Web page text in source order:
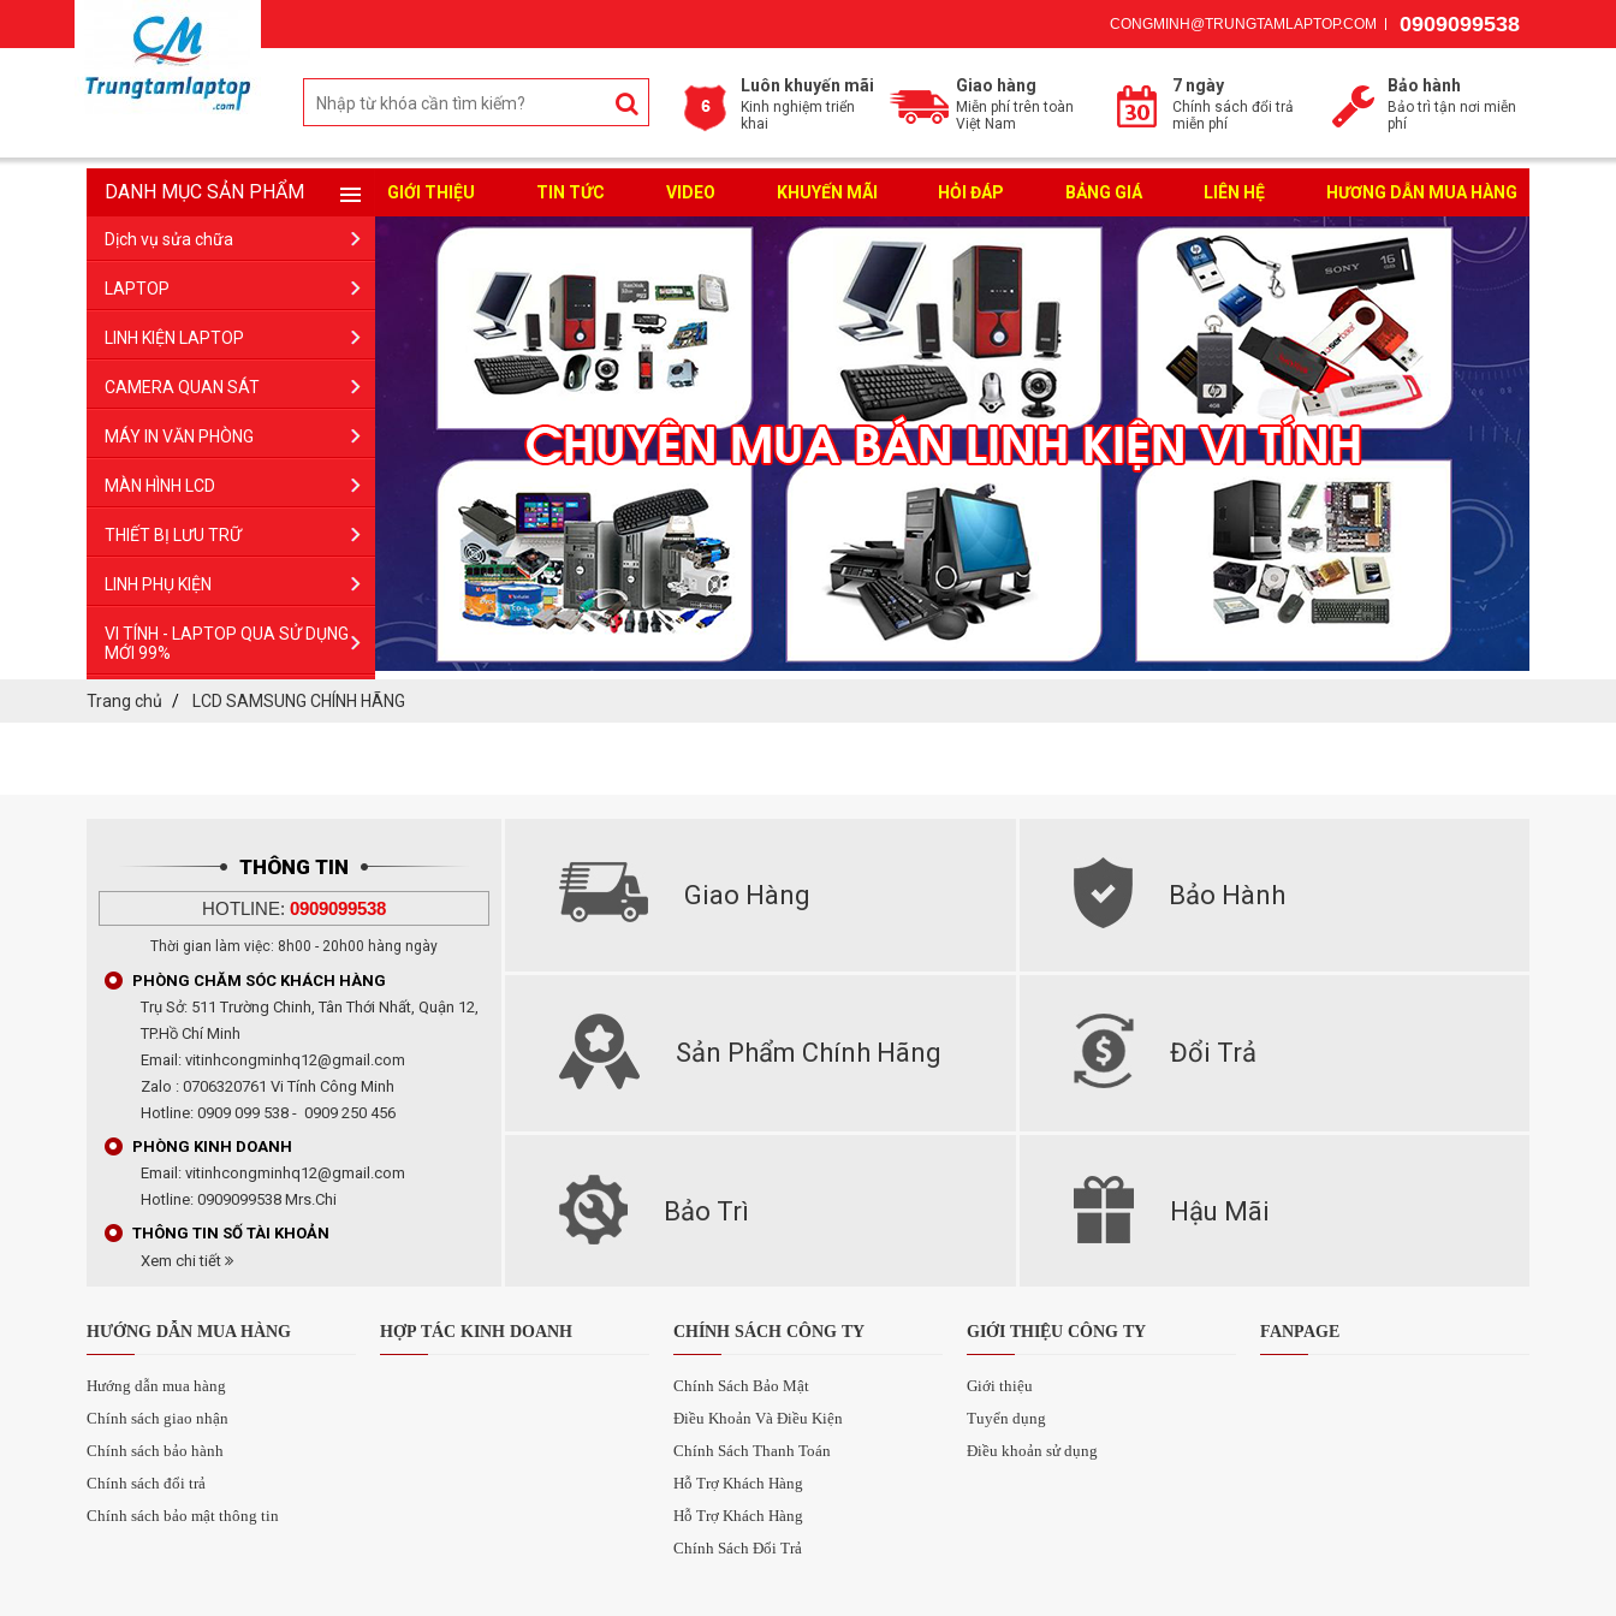
CONGMINH@TRUNGTAMLAPTOP.COM 0909099538
Luôn khuyến mãi
Kinh nghiệm triển
khai
Giao hàng
Miễn phí trên toàn
Việt Nam
7 ngày
Chính sách đổi trả
miễn phí
Bảo hành
Bảo trì tận nơi miễn
phí
DANH MỤC SẢN PHẨM
Dịch vụ sửa chữa
LAPTOP
LINH KIỆN LAPTOP
CAMERA QUAN SÁT
MÁY IN VĂN PHÒNG
MÀN HÌNH LCD
THIẾT BỊ LƯU TRỮ
LINH PHỤ KIỆN
VI TÍNH - LAPTOP QUA SỬ DỤNG
MỚI 99%
GIỚI THIỆU TIN TỨC VIDEO KHUYẾN MÃI HỎI ĐÁP BẢNG GIÁ LIÊN HỆ HƯƠNG DẪN MUA HÀNG
Trang chủ LCD SAMSUNG CHÍNH HÃNG
THÔNG TIN
HOTLINE: 0909099538
Thời gian làm việc: 8h00 - 20h00 hàng ngày
PHÒNG CHĂM SÓC KHÁCH HÀNG
Trụ Sở: 511 Trường Chinh, Tân Thới Nhất, Quận 12,
TP.Hồ Chí Minh
Email: vitinhcongminhq12@gmail.com
Zalo : 0706320761 Vi Tính Công Minh
Hotline: 0909 099 538 - 0909 250 456
PHÒNG KINH DOANH
Email: vitinhcongminhq12@gmail.com
Hotline: 0909099538 Mrs.Chi
THÔNG TIN SỐ TÀI KHOẢN
Xem chi tiết
Giao Hàng Bảo Hành
Sản Phẩm Chính Hãng Đổi Trả
Bảo Trì Hậu Mãi
HƯỚNG DẪN MUA HÀNG
Hướng dẫn mua hàng
Chính sách giao nhận
Chính sách bảo hành
Chính sách đổi trả
Chính sách bảo mật thông tin
HỢP TÁC KINH DOANH CHÍNH SÁCH CÔNG TY
Chính Sách Bảo Mật
Điều Khoản Và Điều Kiện
Chính Sách Thanh Toán
Hỗ Trợ Khách Hàng
Hỗ Trợ Khách Hàng
Chính Sách Đổi Trả
GIỚI THIỆU CÔNG TY
Giới thiệu
Tuyển dụng
Điều khoản sử dụng
FANPAGE
ĐĂNG KÝ TƯ VẤN MIỄN PHÍ